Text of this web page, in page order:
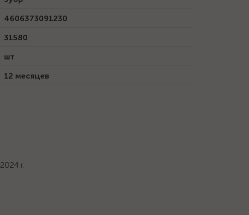
4606373091230
31580
шт
12 месяцев
г.